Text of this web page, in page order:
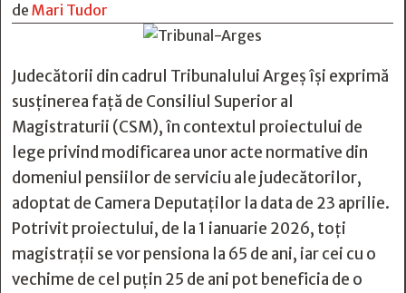
de Mari Tudor
Judecătorii din cadrul Tribunalului Argeș își exprimă
susținerea față de Consiliul Superior al
Magistraturii (CSM), în contextul proiectului de
lege privind modificarea unor acte normative din
domeniul pensiilor de serviciu ale judecătorilor,
adoptat de Camera Deputaților la data de 23 aprilie.
Potrivit proiectului, de la 1 ianuarie 2026, toți
magistrații se vor pensiona la 65 de ani, iar cei cu o
vechime de cel puțin 25 de ani pot beneficia de o